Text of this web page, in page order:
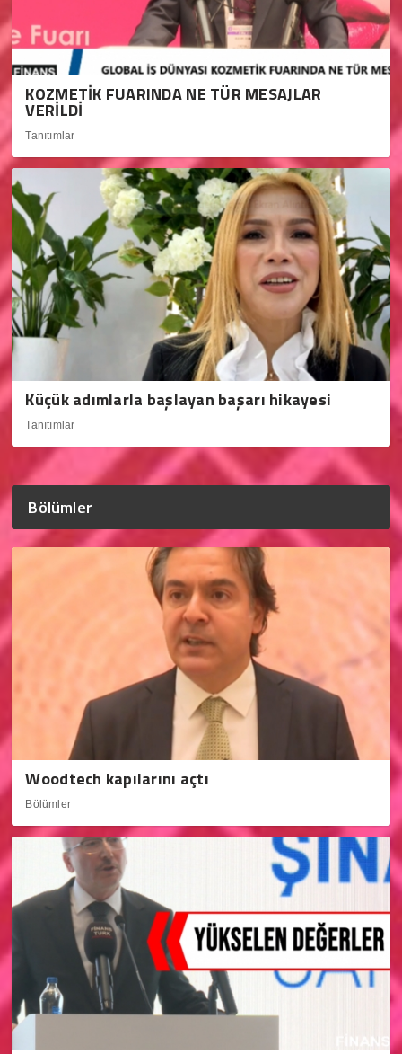
KOZMETİK FUARINDA NE TÜR MESAJLAR
VERİLDİ
Tanıtımlar
Küçük adımlarla başlayan başarı hikayesi
Tanıtımlar
Bölümler
Woodtech kapılarını açtı
Bölümler